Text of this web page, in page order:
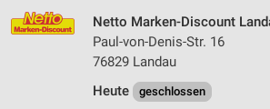
Netto Marken-Discount
Paul-von-Denis-Str. 16
76829 Landau
Heute
geschlossen